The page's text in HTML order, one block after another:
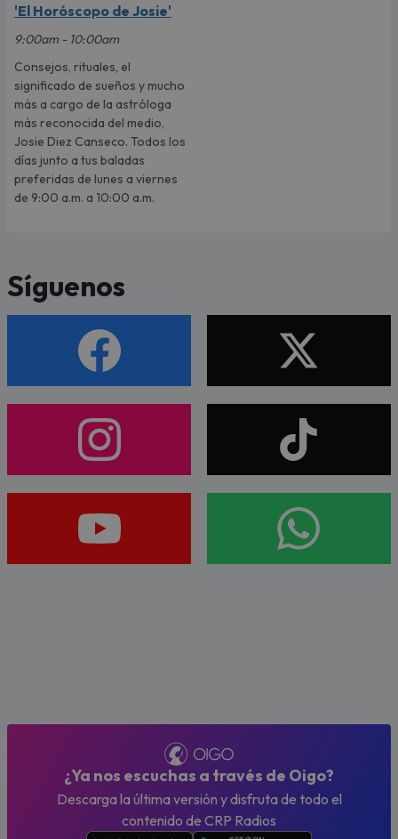
'El Horóscopo de Josie'
9:00am - 10:00am
Consejos, rituales, el
significado de sueños y mucho
más a cargo de la astróloga
más reconocida del medio,
Josie Diez Canseco. Todos los
días junto a tus baladas
preferidas de lunes a viernes
de 9:00 a.m. a 10:00 a.m.
Síguenos
¿Ya nos escuchas a través de Oigo?
Descarga la última versión y disfruta de todo el
contenido de CRP Radios